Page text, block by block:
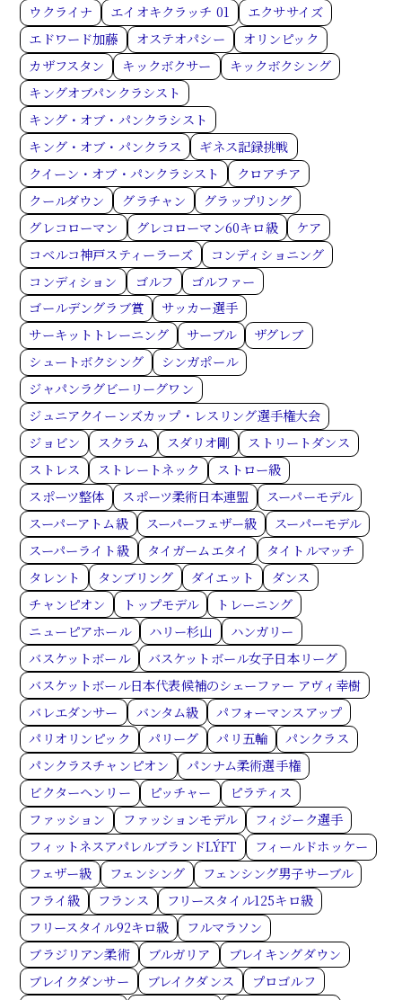
ウクライナ
エイオキクラッチ 01
エクササイズ
エドワード加藤
オステオパシー
オリンピック
カザフスタン
キックボクサー
キックボクシング
キングオブパンクラシスト
キング・オブ・パンクラシスト
キング・オブ・パンクラス
ギネス記録挑戦
クイーン・オブ・パンクラシスト
クロアチア
クールダウン
グラチャン
グラップリング
グレコローマン
グレコローマン60キロ級
ケア
コベルコ神戸スティーラーズ
コンディショニング
コンディション
ゴルフ
ゴルファー
ゴールデングラブ賞
サッカー選手
サーキットトレーニング
サーブル
ザグレブ
シュートボクシング
シンガポール
ジャパンラグビーリーグワン
ジュニアクイーンズカップ・レスリング選手権大会
ジョビン
スクラム スダリオ剛
ストリートダンス
ストレス
ストレートネック
ストロー級
スポーツ整体
スポーツ柔術日本連盟
スーパーモデル
スーパーアトム級
スーパーフェザー級
スーパーモデル
スーパーライト級
タイガームエタイ
タイトルマッチ
タレント
タンブリング ダイエット
ダンス
チャンピオン
トップモデル
トレーニング
ニューピアホール
ハリー杉山
ハンガリー
バスケットボール
バスケットボール女子日本リーグ
バスケットボール日本代表候補のシェーファー アヴィ幸樹
バレエダンサー
バンタム級
パフォーマンスアップ
パリオリンピック
パリーグ パリ五輪
パンクラス
パンクラスチャンピオン
パンナム柔術選手権
ビクターヘンリー
ピッチャー
ピラティス
ファッション
ファッションモデル
フィジーク選手
フィットネスアパレルブランドLÝFT
フィールドホッケー
フェザー級
フェンシング
フェンシング男子サーブル
フライ級
フランス
フリースタイル125キロ級
フリースタイル92キロ級
フルマラソン
ブラジリアン柔術
ブルガリア
ブレイキングダウン
ブレイクダンサー
ブレイクダンス
プロゴルフ